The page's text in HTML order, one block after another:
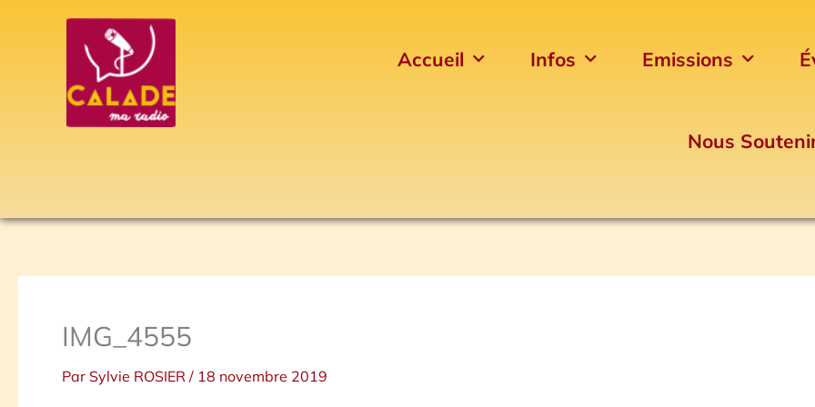
Accueil Infos Emissions
Nous
IMG_4555
Par Sylvie ROSIER / 18 novembre 2019